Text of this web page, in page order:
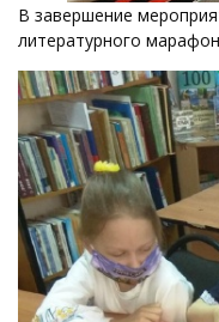
В завершение
литературного